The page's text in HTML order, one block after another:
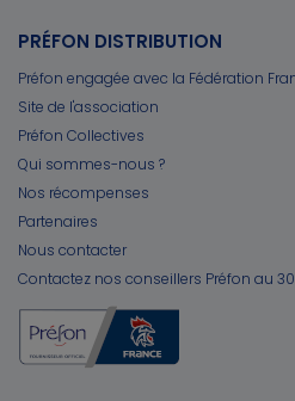
PRÉFON DISTRIBUTION
Préfon engagée avec la Fédération
Site de l'association
Préfon Collectives
Qui sommes-nous ?
Nos récompenses
Partenaires
Nous contacter
Contactez nos conseillers Préfon au